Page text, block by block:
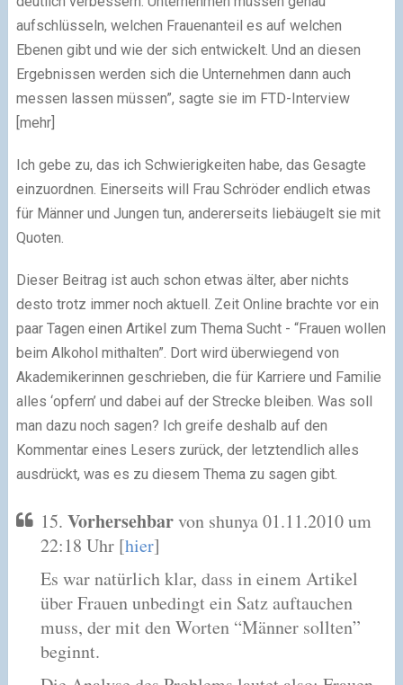
aufschlüsseln, welchen Frauenanteil es auf welchen
Ebenen gibt und wie der sich entwickelt. Und an diesen
Ergebnissen werden sich die Unternehmen dann auch
messen lassen müssen”, sagte sie im FTD-Interview
[mehr]
Ich gebe zu, das ich Schwierigkeiten habe, das Gesagte
einzuordnen. Einerseits will Frau Schröder endlich etwas
für Männer und Jungen tun, andererseits liebäugelt sie mit
Quoten.
Dieser Beitrag ist auch schon etwas älter, aber nichts
desto trotz immer noch aktuell. Zeit Online brachte vor ein
paar Tagen einen Artikel zum Thema Sucht - “Frauen wollen
beim Alkohol mithalten”. Dort wird überwiegend von
Akademikerinnen geschrieben, die für Karriere und Familie
alles ‘opfern’ und dabei auf der Strecke bleiben. Was soll
man dazu noch sagen? Ich greife deshalb auf den
Kommentar eines Lesers zurück, der letztendlich alles
ausdrückt, was es zu diesem Thema zu sagen gibt.
15. Vorhersehbarvon shunya 01.11.2010 um
22:18 Uhr [hier]
Es war natürlich klar, dass in einem Artikel
über Frauen unbedingt ein Satz auftauchen
muss, der mit den Worten “Männer sollten”
beginnt.